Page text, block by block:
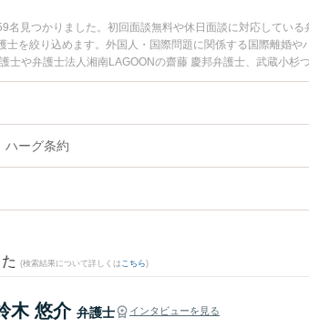
名見つかりました。初回面談無料や休日面談に対応してい
士を絞り込めます。外国人・国際問題に関係する国際離婚
士や弁護士法人湘南LAGOONの齋藤 慶邦弁護士、武蔵小
日や夜間に発生したハーグ条約のトラブルを今すぐに弁護
法律相談できる神奈川県内の弁護士に相談予約したい』など
ハーグ条約
(検索結果について詳しくは こちら)
木 悠介 弁護士 インタビューを見る